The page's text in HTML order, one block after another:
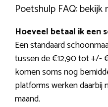
Poetshulp FAQ:
Hoeveel betaal ik een
Een standaard
tussen de €12,90 tot +/-
komen soms nog
platforms werken daarbij
maand.